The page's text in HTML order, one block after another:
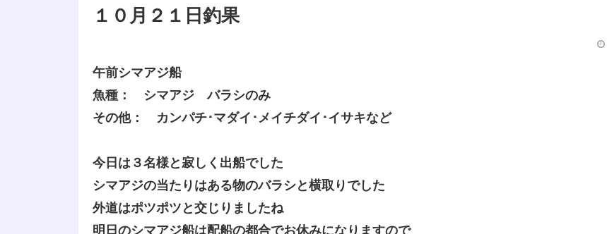
１０月２１日釣果
午前シマアジ船
魚種： シマアジ バラシのみ
その他： カンパチ･マダイ･メイチダイ･イサキなど
今日は３名様と寂しく出船でした
シマアジの当たりはある物のバラシと横取りでした
外道はポツポツと交じりましたね
明日のシマアジ船は配船の都合でお休みになりますので